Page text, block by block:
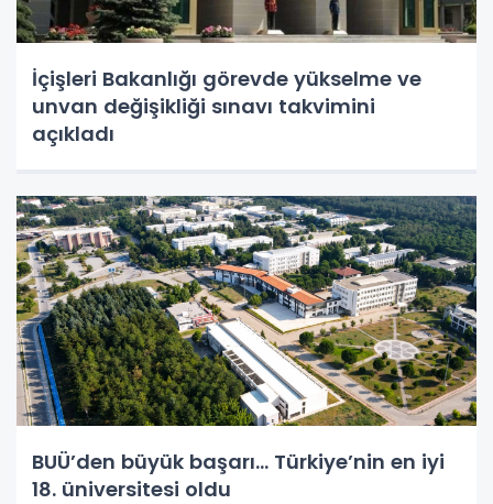
İçişleri Bakanlığı görevde yükselme ve
unvan değişikliği sınavı takvimini
açıkladı
BUÜ’den büyük başarı... Türkiye’nin en iyi
18. üniversitesi oldu